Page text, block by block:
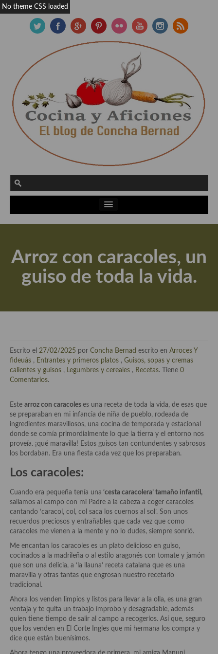
Actualidad y recomendaciones
Apuntes, estudios sobre temas interesantes e importantes
Aceite de Oliva Virgen Extra (AOVE)
El mundo del vino y las bebidas
Tiendas especiales
Especias, hierbas, condimentos, espesantes y aditivos
Historia de la gastronomía, platos celebres, cocineros, críticos,
historias culinarias y otras cosas
Origen y evolución de la comida
Ocio – restaurantes, bares, tabernas
Viajes eno-gastro-turísticos
En El Candelero
Las opiniones de la «Cocinera»
Prensa
Recetas
Acompañamientos
Airfryer recetas
Arroz con caracoles, un
guiso de toda la vida.
Escrito el 27/02/2025 por Concha Bernad escrito en Arroces Y
fideuás , Entrantes y primeros platos , Guisos, sopas y cremas
calientes y guisos , Legumbres y cereales , Recetas. Tiene 0
Comentarios.
Este arroz con caracoles es una receta de toda la vida, de esas que
se preparaban en mi infancia de niña de pueblo, rodeada de
ingredientes maravillosos, una cocina de temporada y estacional
donde se comía primordialmente lo que la tierra y el entorno nos
proveía. ¡qué maravilla! Estos guisos tan contundentes y sabrosos
los bordaban. Era una fiesta cada vez que los preparaban.
Los caracoles:
Cuando era pequeña tenía una ‘cesta caracolera’ tamaño infantil,
salíamos al campo con mi Padre a la cabeza a coger caracoles
cantando ‘caracol, col, col saca los cuernos al sol’. Son unos
recuerdos preciosos y entrañables que cada vez que como
caracoles me vienen a la mente y no lo dudes, siempre sonrió.
Me encantan los caracoles es un plato delicioso en guiso,
cocinados a la madrileña o al estilo aragonés con tomate y jamón
que son una delicia, a ‘la llauna’ receta catalana que es una
maravilla y otras tantas que engrosan nuestro recetario
tradicional.
Ahora los venden limpios y listos para llevar a la olla, es una gran
ventaja y te quita un trabajo ímprobo y desagradable, además
quien tiene tiempo de salir al campo a recogerlos. Así que, seguro
que los venden en El Corte Ingles que mi hermana los compra y
dice que están buenísimos.
No theme CSS loaded